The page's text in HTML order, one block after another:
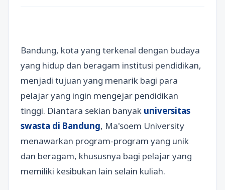
Bandung, kota yang terkenal dengan budaya
yang hidup dan beragam institusi pendidikan,
menjadi tujuan yang menarik bagi para
pelajar yang ingin mengejar pendidikan
tinggi. Diantara sekian banyak universitas
swasta di Bandung, Ma'soem University
menawarkan program-program yang unik
dan beragam, khususnya bagi pelajar yang
memiliki kesibukan lain selain kuliah.